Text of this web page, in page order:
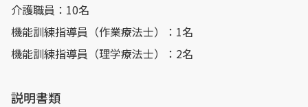
介護職員：10名
機能訓練指導員（作業療法士）：1名
機能訓練指導員（理学療法士）：2名
説明書類